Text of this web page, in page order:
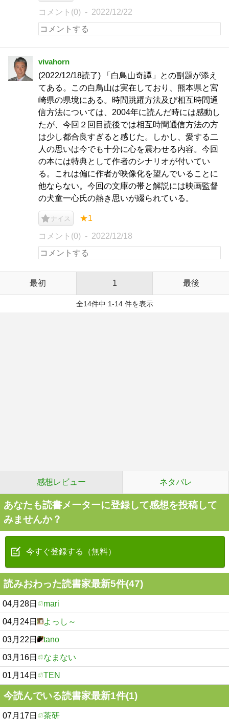
コメント(0) 2022/12/22
vivahorn
(2022/12/18読了) 「白鳥山奇譚」との副題が添え
てある。この白鳥山は実在しており、熊本県と宮
崎県の県境にある。時間跳躍方法及び相互時間通
信方法については、2004年に読んだ時には感動し
たが、今回２回目読後では相互時間通信方法の方
は少し都合良すぎると感じた。しかし、愛する二
人の思いは今でも十分に心を震わせる内容。今回
の本には特典として作者のシナリオが付いてい
る。これは偏に作者が映像化を望んでいることに
他ならない。今回の文庫の帯と解説には映画監督
の犬童一心氏の熱き思いが綴られている。
ナイス ★1
コメント(0) 2022/12/18
最初 1 最後
全14件中 1-14 件を表示
感想レビュー ネタバレ
あなたも読書メーターに登録して感想を投稿して
みませんか？
今すぐ登録する（無料）
読みおわった読書家最新5件(47)
04月28日 mari
04月24日 よっし～
03月22日 tano
03月16日 なまない
01月14日 TEN
今読んでいる読書家最新1件(1)
07月17日 茶研